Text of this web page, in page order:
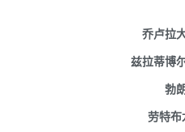
乔卢拉
兹拉蒂博
勃
劳特布